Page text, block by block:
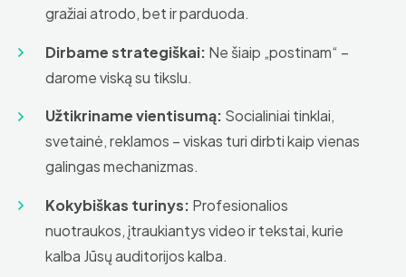
gražiai atrodo, bet ir parduoda.
Dirbame strategiškai: Ne šiaip „postinam“ –
darome viską su tikslu.
Užtikriname vientisumą: Socialiniai tinklai,
svetainė, reklamos – viskas turi dirbti kaip vienas
galingas mechanizmas.
Kokybiškas turinys: Profesionalios
nuotraukos, įtraukiantys video ir tekstai, kurie
kalba Jūsų auditorijos kalba.